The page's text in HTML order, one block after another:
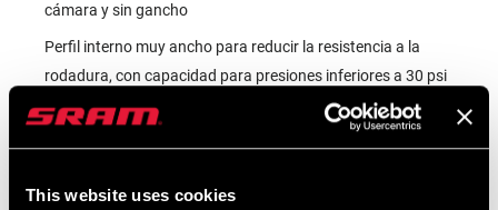
This website uses cookies
cámara y sin gancho
Perfil interno muy ancho para reducir la resistencia a la
rodadura, con capacidad para presiones inferiores a 30 psi
(2,1 bares).
aerodinámica